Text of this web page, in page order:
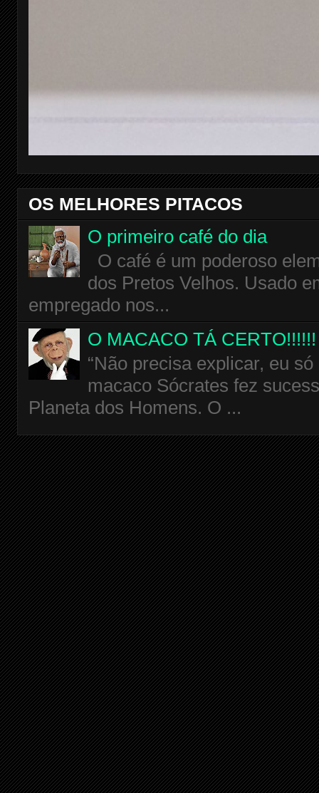
OS MELHORES PITACOS
O primeiro café do dia
O café é um poderoso
dos Pretos Velhos. Usado
empregado nos...
O MACACO TÁ CERTO!!!!!!
“Não precisa explicar, eu
macaco Sócrates fez
Planeta dos Homens. O ...